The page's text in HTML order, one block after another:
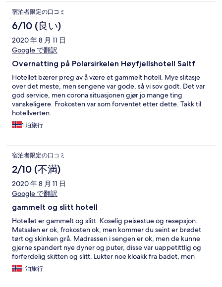
宿泊者限定の口コミ
6/10 (良い)
2020 年 8 月 11 日
Google で翻訳
Overnatting på Polarsirkelen Høyfjellshotell Saltf
Hotellet bærer preg av å være et gammelt hotell. Mye slitasje
over det meste, men sengene var gode, så vi sov godt. Det var
god service, men corona situasjonen gjør jo mange ting
vanskeligere. Frokosten var som forventet etter dette. Takk til
hotellverten.
1 泊旅行
宿泊者限定の口コミ
2/10 (不満)
2020 年 8 月 11 日
Google で翻訳
gammelt og slitt hotell
Hotellet er gammelt og slitt. Koselig peisestue og resepsjon.
Matsalen er ok, frokosten ok, men kommer du seint er brødet
tørt og skinken grå. Madrassen i sengen er ok, men de kunne
gjerne spandert nye dyner og puter, disse var uappetittlig og
forferdelig skitten og slitt. Lukter noe kloakk fra badet, men
dusjen ok med dusjforheng. Begrenset med toalettpapir da vi
kom så dette måtte vi hente selv. Vinduet åpent om natten med
1 泊旅行